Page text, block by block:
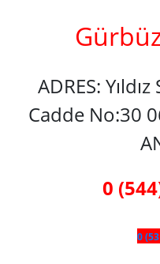
ADRES:
Cadde No:30
0
0